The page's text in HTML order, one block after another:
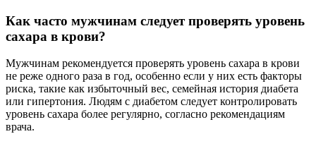
Как часто мужчинам следует проверять уровень
сахара в крови?
Мужчинам рекомендуется проверять уровень сахара в крови
не реже одного раза в год, особенно если у них есть факторы
риска, такие как избыточный вес, семейная история диабета
или гипертония. Людям с диабетом следует контролировать
уровень сахара более регулярно, согласно рекомендациям
врача.